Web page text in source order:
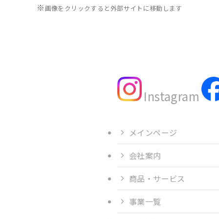
※ 画像をクリックすると外部サイトに移動します
Instagram
メインページ
会社案内
商品・サービス
事業一覧